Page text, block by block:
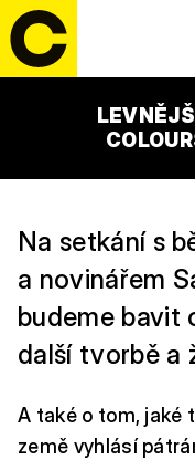
ČTVRTEK 16. 7.
UMĚNÍ
SLONA
15:00 – 16:00
LUXOR STAGE
Na setkání s
a novinářem
budeme bavit
další tvorbě a
A také o tom, jaké
země vyhlásí